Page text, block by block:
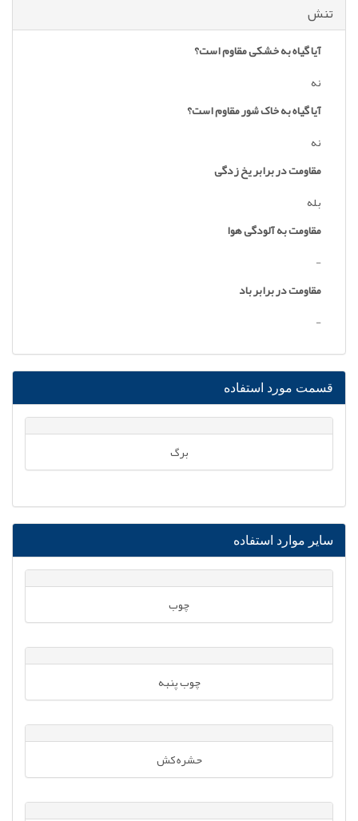
تنش
آیا گیاه به خشکی مقاوم است؟
نه
آیا گیاه به خاک شور مقاوم است؟
نه
مقاومت در برابر یخ زدگی
بله
مقاومت به آلودگی هوا
-
مقاومت در برابر باد
-
قسمت مورد استفاده
برگ
سایر موارد استفاده
چوب
چوب پنبه
حشره کش